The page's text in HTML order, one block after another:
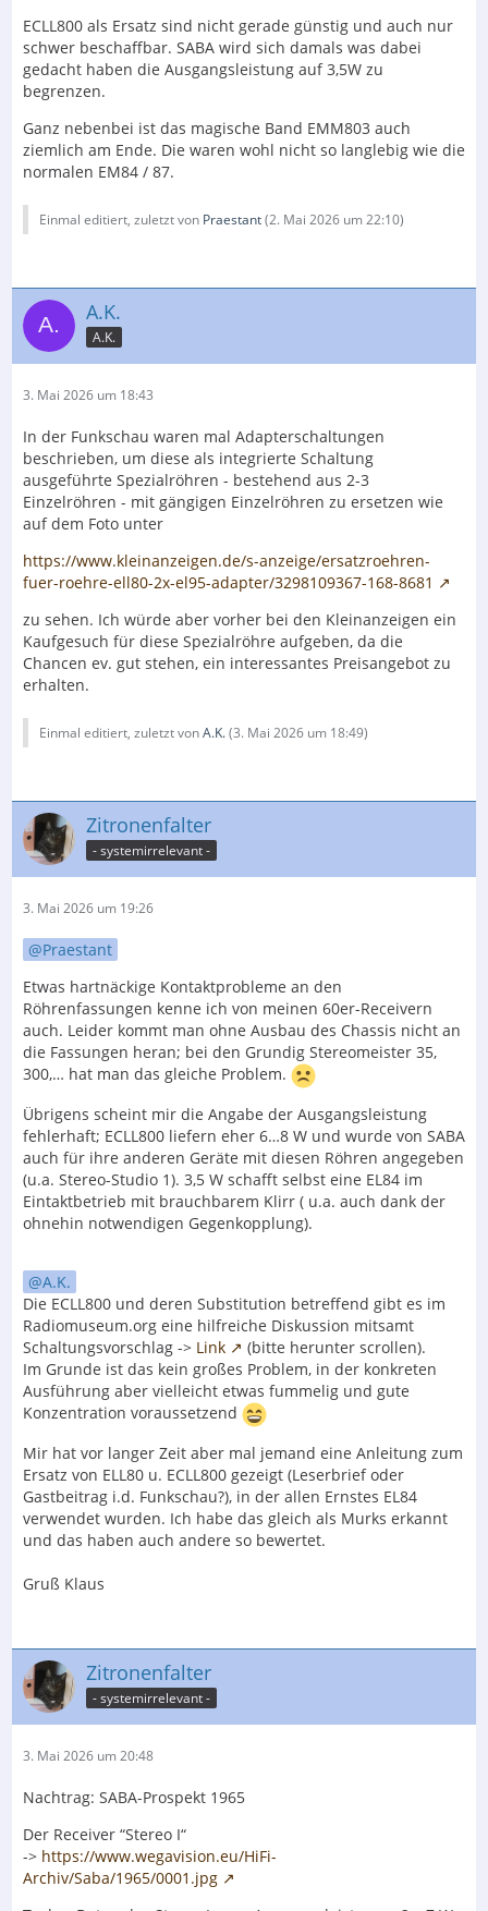
ECLL800 als Ersatz sind nicht gerade günstig und auch nur
schwer beschaffbar. SABA wird sich damals was dabei
gedacht haben die Ausgangsleistung auf 3,5W zu
begrenzen.
Ganz nebenbei ist das magische Band EMM803 auch
ziemlich am Ende. Die waren wohl nicht so langlebig wie die
normalen EM84 / 87.
Einmal editiert, zuletzt von Praestant(2. Mai 2026 um 22:10)
A.K.
A.K.
3. Mai 2026 um 18:43
In der Funkschau waren mal Adapterschaltungen
beschrieben, um diese als integrierte Schaltung
ausgeführte Spezialröhren - bestehend aus 2-3
Einzelröhren - mit gängigen Einzelröhren zu ersetzen wie
auf dem Foto unter
https://www.kleinanzeigen.de/s-anzeige/ersatzroehren-
fuer-roehre-ell80-2x-el95-adapter/3298109367-168-8681
zu sehen. Ich würde aber vorher bei den Kleinanzeigen ein
Kaufgesuch für diese Spezialröhre aufgeben, da die
Chancen ev. gut stehen, ein interessantes Preisangebot zu
erhalten.
Einmal editiert, zuletzt vonA.K.(3. Mai 2026 um 18:49)
Zitronenfalter
- systemirrelevant -
3. Mai 2026 um 19:26
Praestant
Etwas hartnäckige Kontaktprobleme an den
Röhrenfassungen kenne ich von meinen 60er-Receivern
auch. Leider kommt man ohne Ausbau des Chassis nicht an
die Fassungen heran; bei den Grundig Stereomeister 35,
300,… hat man das gleiche Problem.
Übrigens scheint mir die Angabe der Ausgangsleistung
fehlerhaft; ECLL800 liefern eher 6…8 W und wurde von SABA
auch für ihre anderen Geräte mit diesen Röhren angegeben
(u.a. Stereo-Studio 1). 3,5 W schafft selbst eine EL84 im
Eintaktbetrieb mit brauchbarem Klirr ( u.a. auch dank der
ohnehin notwendigen Gegenkopplung).
A.K.
Die ECLL800 und deren Substitution betreffend gibt es im
Radiomuseum.org eine hilfreiche Diskussion mitsamt
Schaltungsvorschlag -> Link
(bitte herunter scrollen).
Im Grunde ist das kein großes Problem, in der konkreten
Ausführung aber vielleicht etwas fummelig und gute
Konzentration voraussetzend
Mir hat vor langer Zeit aber mal jemand eine Anleitung zum
Ersatz von ELL80 u. ECLL800 gezeigt (Leserbrief oder
Gastbeitrag i.d. Funkschau?), in der allen Ernstes EL84
verwendet wurden. Ich habe das gleich als Murks erkannt
und das haben auch andere so bewertet.
Gruß Klaus
Zitronenfalter
- systemirrelevant -
3. Mai 2026 um 20:48
Nachtrag: SABA-Prospekt 1965
Der Receiver “Stereo I“
-> https://www.wegavision.eu/HiFi-
Archiv/Saba/1965/0001.jpg